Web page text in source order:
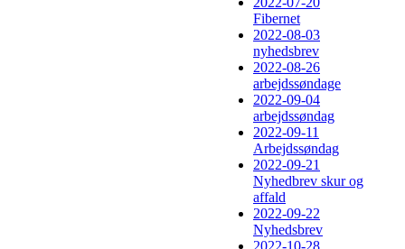
Fibernet
2022-08-03
nyhedsbrev
2022-08-26
arbejdssøndage
2022-09-04
arbejdssøndag
2022-09-11
Arbejdssøndag
2022-09-21
Nyhedbrev skur og
affald
2022-09-22
Nyhedsbrev